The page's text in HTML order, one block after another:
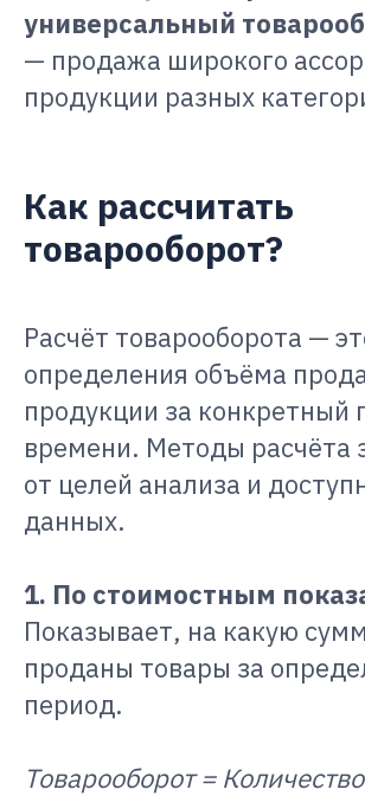
универсальный
— продажа широкого
продукции разных
Как рассчитать
товарооборот?
Расчёт товарооборота —
определения объёма
продукции за конкретный
времени. Методы расчёта
от целей анализа и
данных.
1. По стоимостным
Показывает, на какую
проданы товары за
период.
Товарооборот =